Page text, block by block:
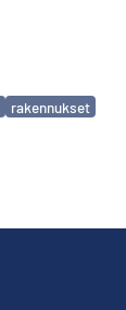
rakennukset